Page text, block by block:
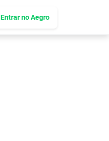
Entrar no Aegro